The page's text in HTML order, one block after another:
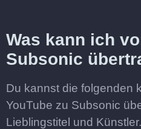
Was kann ich
Subsonic
Du kannst die folgenden
YouTube zu Subsonic
Lieblingstitel und